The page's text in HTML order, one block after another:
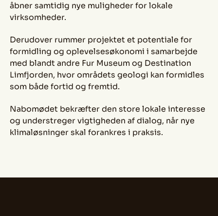
åbner samtidig nye muligheder for lokale
virksomheder.
Derudover rummer projektet et potentiale for
formidling og oplevelsesøkonomi i samarbejde
med blandt andre Fur Museum og Destination
Limfjorden, hvor områdets geologi kan formidles
som både fortid og fremtid.
Nabomødet bekræfter den store lokale interesse
og understreger vigtigheden af dialog, når nye
klimaløsninger skal forankres i praksis.